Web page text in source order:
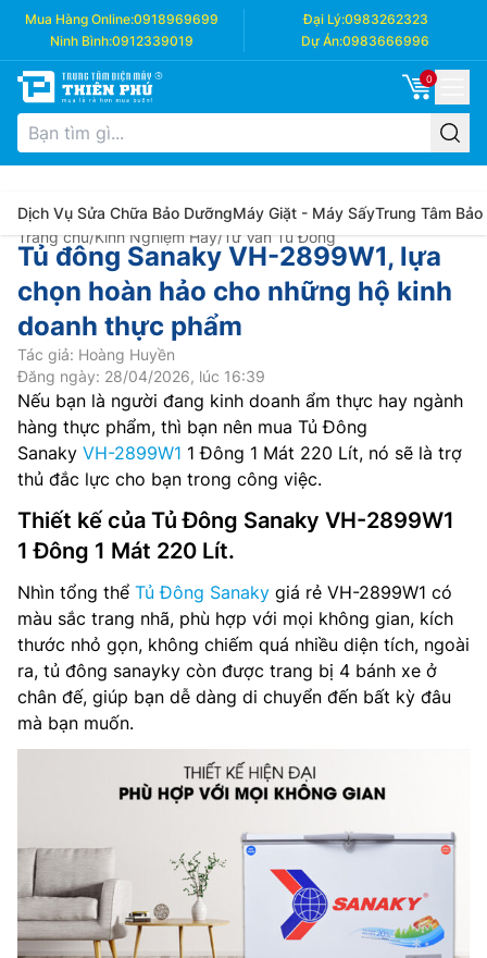
Mua Hàng Online:0918969699 Đại Lý:0983262323
Ninh Bình:0912339019 Dự Án:0983666996
0
Dịch Vụ Sửa Chữa Bảo DưỡngMáy Giặt - Máy SấyTrung Tâm Bảo
Trang chủ/Kinh Nghiệm Hay/Tư Vấn Tủ Đông
Tủ đông Sanaky VH-2899W1, lựa
chọn hoàn hảo cho những hộ kinh
doanh thực phẩm
Tác giả: Hoàng Huyền
Đăng ngày: 28/04/2026, lúc 16:39
Nếu bạn là người đang kinh doanh ẩm thực hay ngành
hàng thực phẩm, thì bạn nên mua Tủ Đông
Sanaky VH-2899W1 1 Đông 1 Mát 220 Lít, nó sẽ là trợ
thủ đắc lực cho bạn trong công việc.
Thiết kế của Tủ Đông Sanaky VH-2899W1
1 Đông 1 Mát 220 Lít.
Nhìn tổng thể Tủ Đông Sanaky giá rẻ VH-2899W1 có
màu sắc trang nhã, phù hợp với mọi không gian, kích
thước nhỏ gọn, không chiếm quá nhiều diện tích, ngoài
ra, tủ đông sanayky còn được trang bị 4 bánh xe ở
chân đế, giúp bạn dễ dàng di chuyển đến bất kỳ đâu
mà bạn muốn.